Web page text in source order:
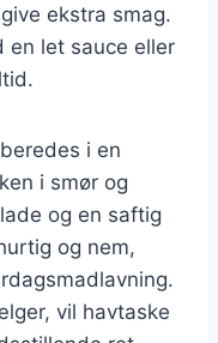
ekstra smag.
en let sauce eller
i en
i smør og
og en saftig
og nem,
vil havtaske